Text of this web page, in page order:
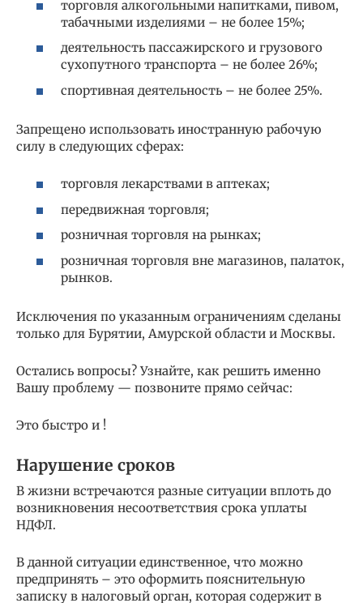
торговля алкогольными напитками, пивом,
табачными изделиями – не более 15%;
деятельность пассажирского и грузового
сухопутного транспорта – не более 26%;
спортивная деятельность – не более 25%.
Запрещено использовать иностранную рабочую
силу в следующих сферах:
торговля лекарствами в аптеках;
передвижная торговля;
розничная торговля на рынках;
розничная торговля вне магазинов, палаток,
рынков.
Исключения по указанным ограничениям сделаны
только для Бурятии, Амурской области и Москвы.
Остались вопросы? Узнайте, как решить именно
Вашу проблему — позвоните прямо сейчас:
Это быстро и !
Нарушение сроков
В жизни встречаются разные ситуации вплоть до
возникновения несоответствия срока уплаты
НДФЛ.
В данной ситуации единственное, что можно
предпринять – это оформить пояснительную
записку в налоговый орган, которая содержит в